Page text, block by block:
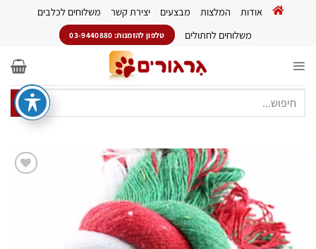
אודות המלצות מבצעים יצירת קשר
משלוחים לכלבים
משלוחים לחתולים
טלפון להזמנות: 03-9440880